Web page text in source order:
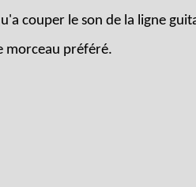
couper le son de la ligne
morceau préféré.